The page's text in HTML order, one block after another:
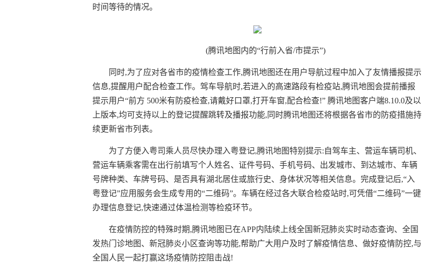
时间等待的情况。
(腾讯地图内的“行前入省/市提示”)
同时,为了应对各省市的疫情检查工作,腾讯地图还在用户导航过程中加入了友情播报提示
信息,提醒用户配合检查工作。驾车导航时,若进入的高速路段有检疫站,腾讯地图会提前播报
提示用户“前方 500米有防疫检查,请戴好口罩,打开车窗,配合检查!” 腾讯地图客户端8.10.0及以
上版本,均可支持以上的登记提醒跳转及播报功能,同时腾讯地图还将根据各省市的防疫措施持
续更新省市列表。
为了方便入粤司乘人员尽快办理入粤登记,腾讯地图特别提示:自驾车主、营运车辆司机、
营运车辆乘客需在出行前填写个人姓名、证件号码、手机号码、出发城市、到达城市、车辆
号牌种类、车牌号码、是否具有湖北居住或旅行史、身体状况等相关信息。完成登记后,“入
粤登记”应用服务会生成专用的“二维码”。车辆在经过各大联合检疫站时,可凭借“二维码”一键
办理信息登记,快速通过体温检测等检疫环节。
在疫情防控的特殊时期,腾讯地图已在APP内陆续上线全国新冠肺炎实时动态查询、全国
发热门诊地图、新冠肺炎小区查询等功能,帮助广大用户及时了解疫情信息、做好疫情防控,与
全国人民一起打赢这场疫情防控阻击战!